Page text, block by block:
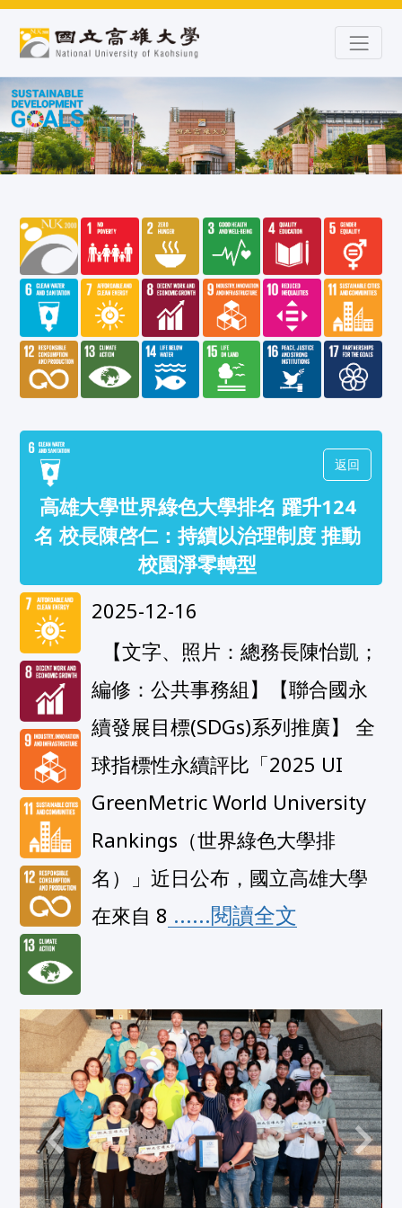
高雄大學世界綠色大學排名 躍升124
名 校長陳啓仁：持續以治理制度 推動
校園淨零轉型
返回
2025-12-16
編修：公共事務組】【聯合國永
續發展目標(SDGs)系列推廣】 全
球指標性永續評比「2025 UI
GreenMetric World University
Rankings（世界綠色大學排
名）」近日公布，國立高雄大學
在來自 8 ......閱讀全文